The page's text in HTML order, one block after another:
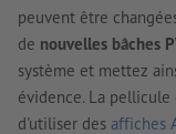
peuvent être
de nouvelles bâches
système et mettez
évidence. La
d'utiliser des affiches